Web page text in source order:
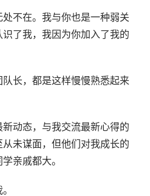
不在。我与你也是一种弱关
了我，我因为你加入了我的
长，都是这样慢慢熟悉起来
动态，与我交流最新心得的
未谋面，但他们对我成长的
亲戚都大。